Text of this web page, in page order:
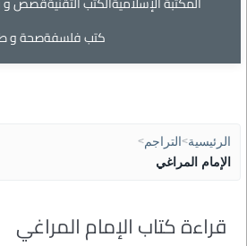
كتب فلسفةصحة و
الرئيسية> التراجم>
الإمام المراغي
قراءة كتاب الإمام المراغي